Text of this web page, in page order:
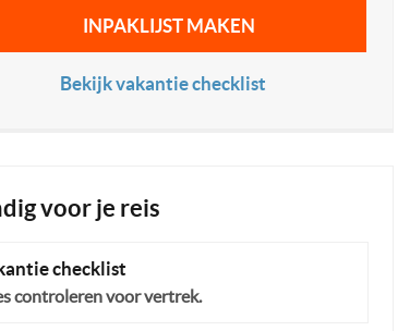
INPAKLIJST MAKEN
Bekijk vakantie checklist
voor je reis
checklist
controleren voor vertrek.